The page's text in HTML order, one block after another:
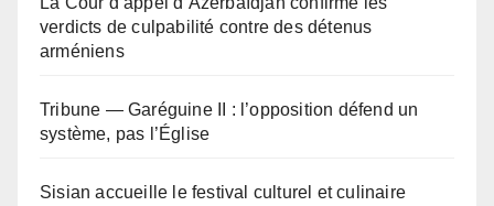
verdicts de culpabilité contre des détenus
arméniens
Tribune — Garéguine II : l’opposition défend un
système, pas l’Église
Sisian accueille le festival culturel et culinaire